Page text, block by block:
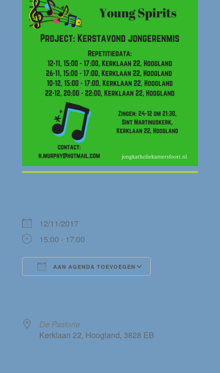
12/11/2017
15:00 - 17:00
AAN AGENDA TOEVOEGEN
De Pastorie
Kerklaan 22, Hoogland, 3828 EB